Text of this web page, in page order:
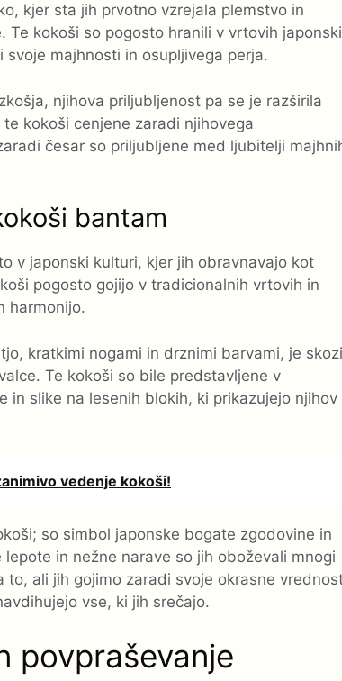
kjer sta jih prvotno vzrejala plemstvo in
kokoši so pogosto hranili v vrtovih
majhnosti in osupljivega perja.
njihova priljubljenost pa se je razširila
kokoši cenjene zaradi njihovega
česar so priljubljene med ljubitelji
bantam
v japonski kulturi, kjer jih obravnavajo kot
pogosto gojijo v tradicionalnih vrtovih in
harmonijo.
kratkimi nogami in drznimi barvami, je skozi
Te kokoši so bile predstavljene v
slike na lesenih blokih, ki prikazujejo njihov
vedenje kokoši!
so simbol japonske bogate zgodovine in
in nežne narave so jih oboževali mnogi
ali jih gojimo zaradi svoje okrasne
vse, ki jih srečajo.
povpraševanje